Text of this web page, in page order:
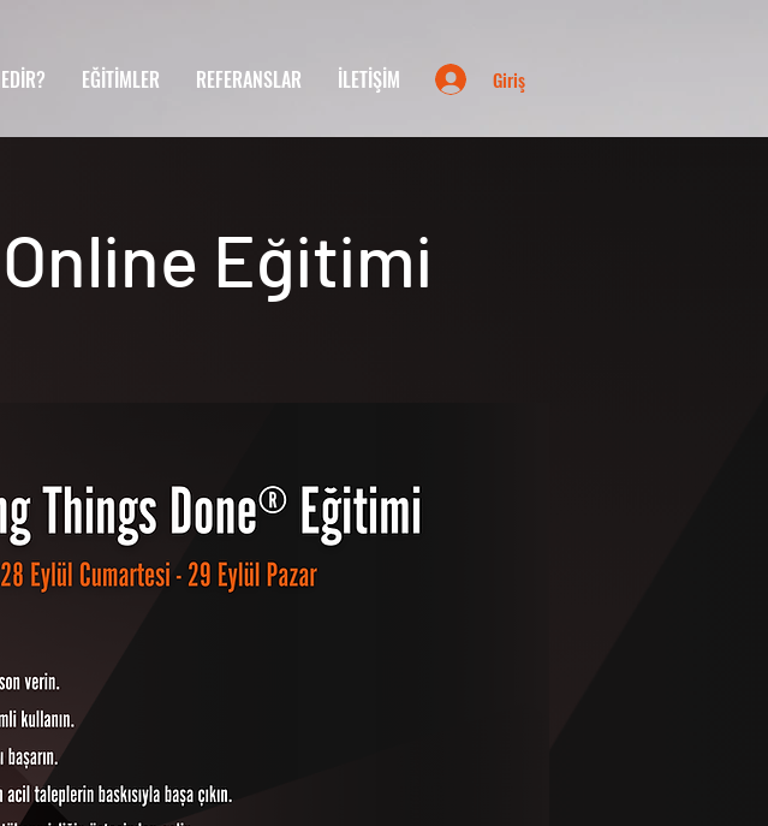
EĞİTİMLER REFERANSLAR İLETİŞİM Giriş
Eğitimi